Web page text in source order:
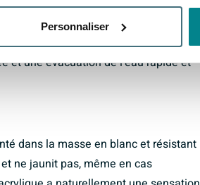
Personnaliser
paraît plus calme, offre plus
de se cogner. Le siphon et la
et une évacuation de l'eau rapide et
dans la masse en blanc et résistant
ne jaunit pas, même en cas